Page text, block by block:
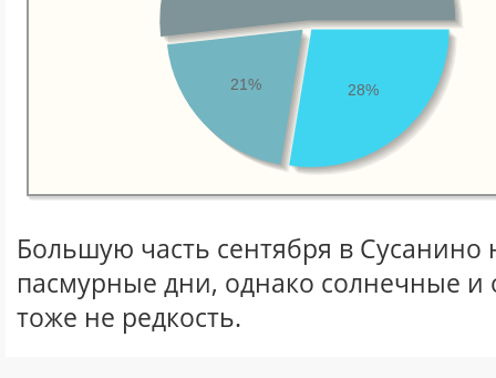
28%
21%
Большую часть сентября в Сусанино
пасмурные дни, однако солнечные
тоже не редкость.